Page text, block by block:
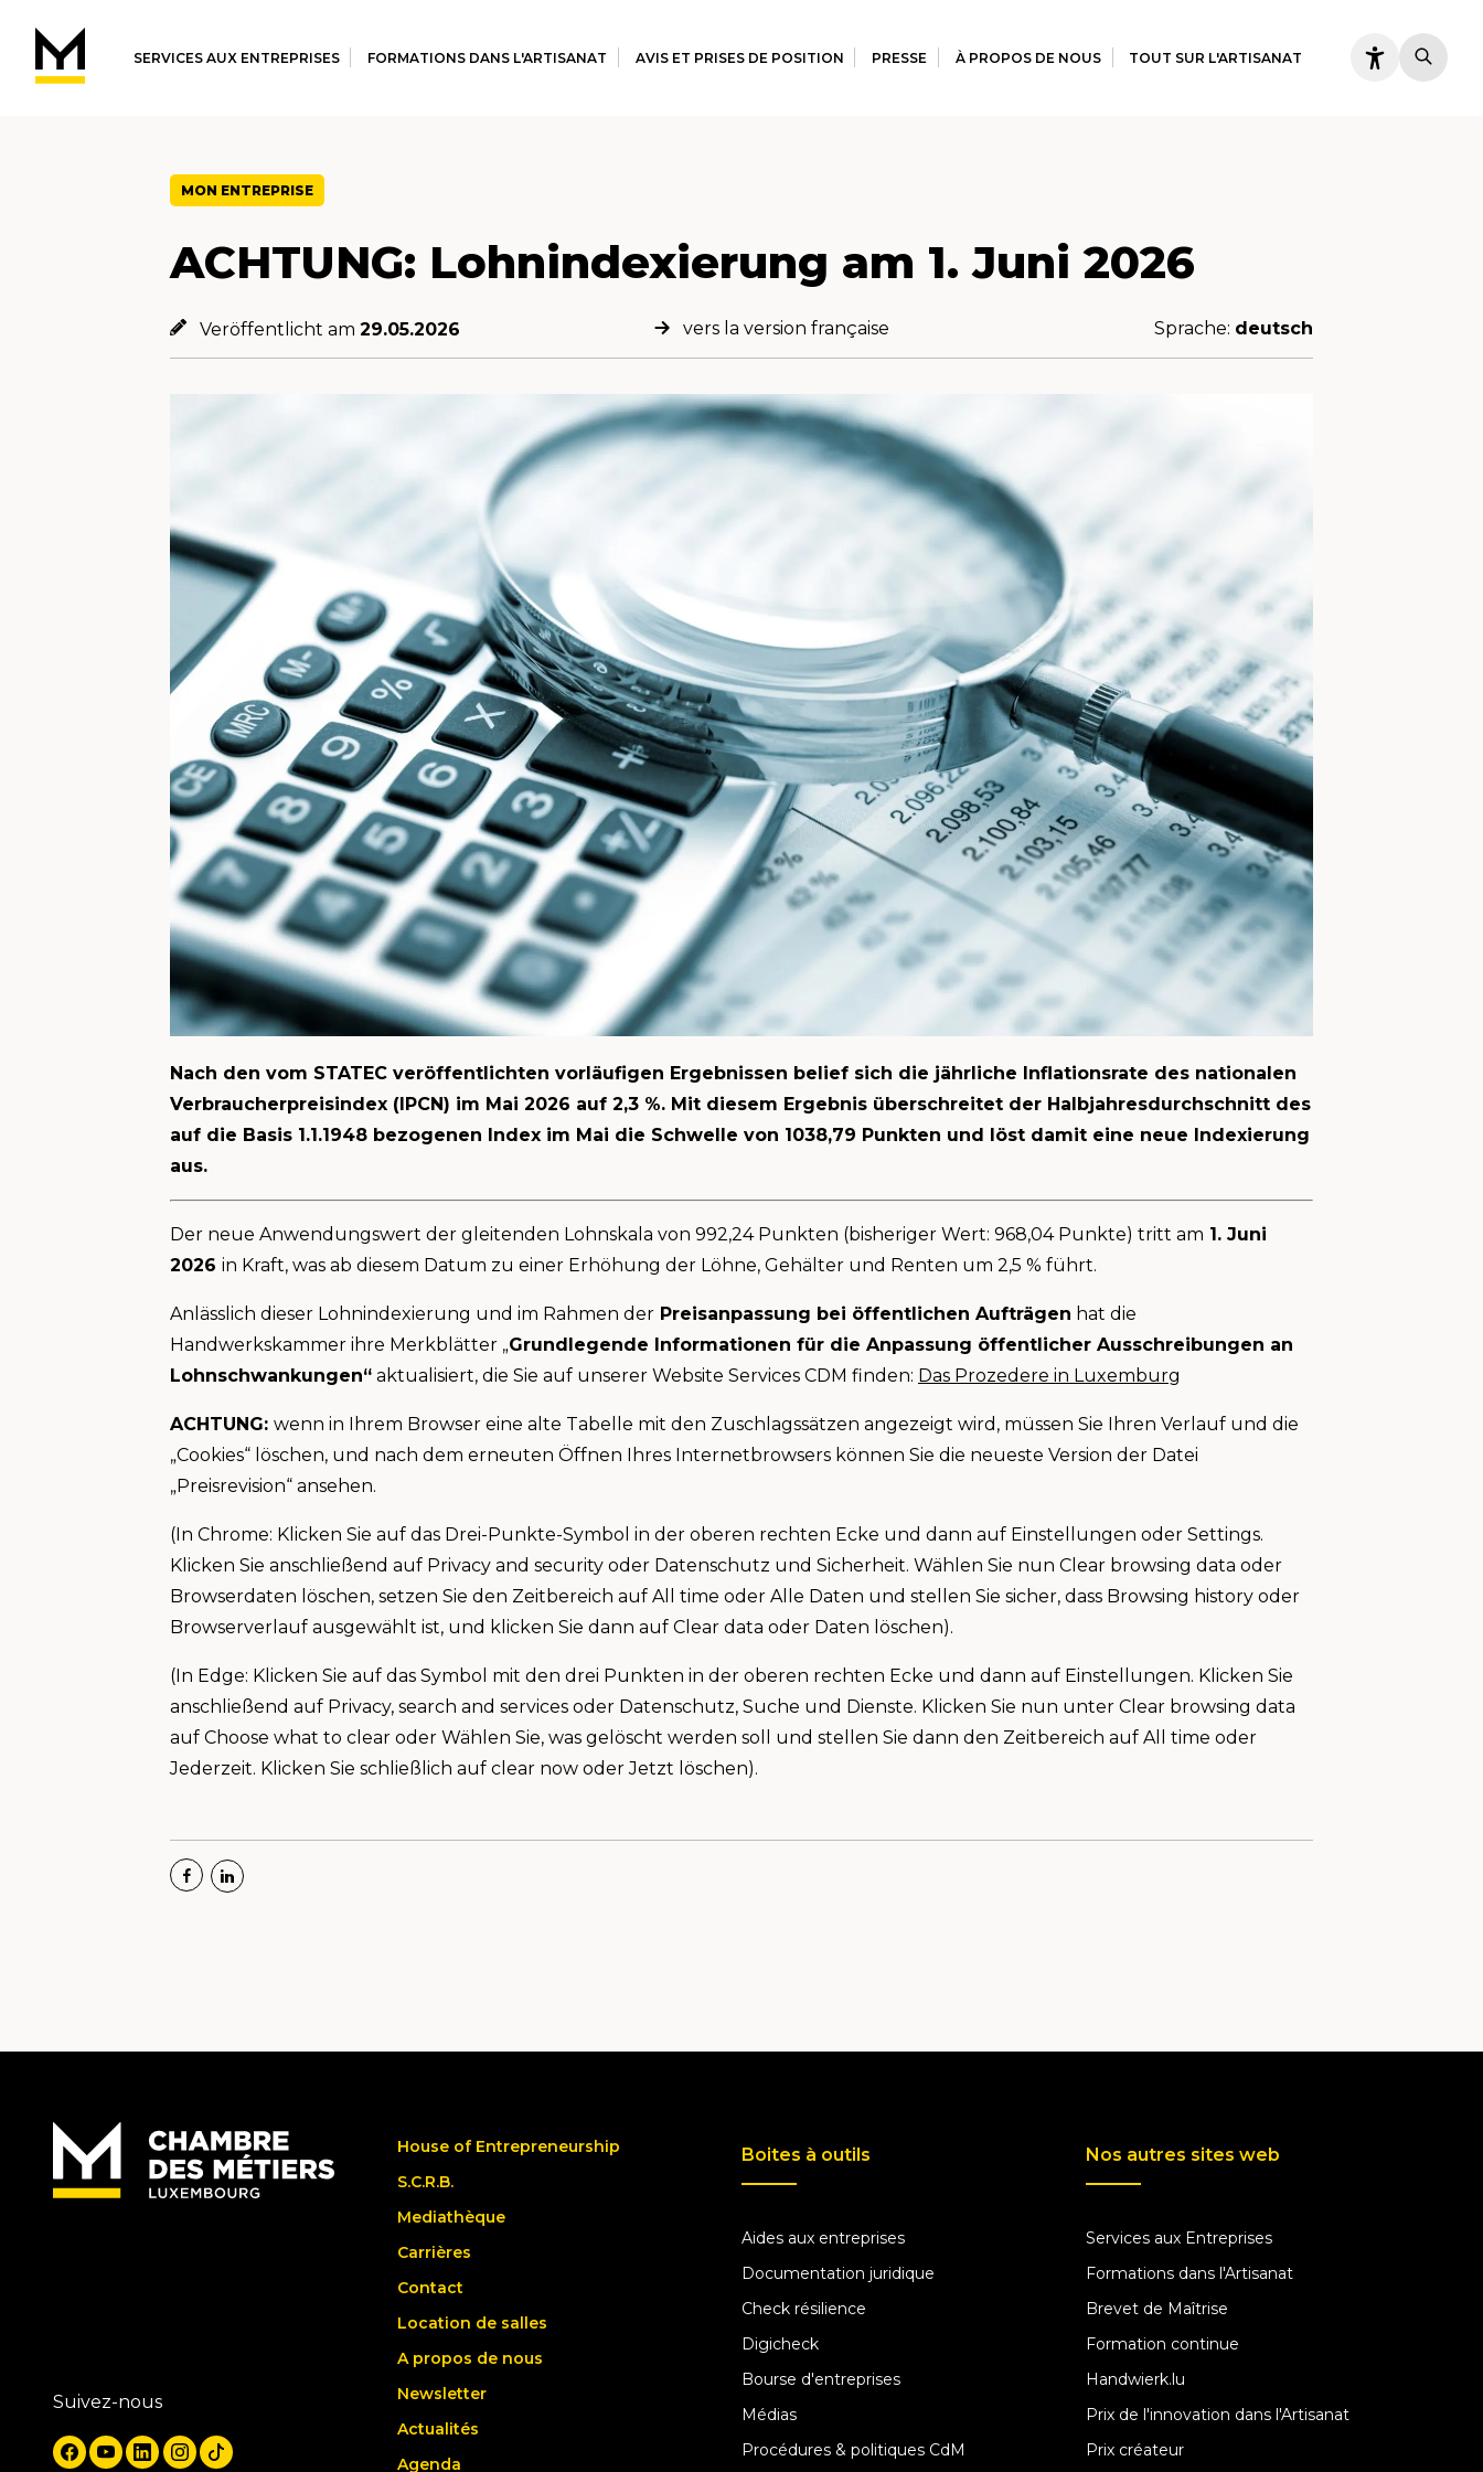
SERVICES AUX ENTREPRISES FORMATIONS DANS L'ARTISANAT AVIS ET PRISES DE POSITION PRESSE À PROPOS DE NOUS TOUT SUR L'ARTISANAT
MON ENTREPRISE
ACHTUNG: Lohnindexierung am 1. Juni 2026
Veröffentlicht am 29.05.2026 vers la version française Sprache: deutsch
Nach den vom STATEC veröffentlichten vorläufigen Ergebnissen belief sich die jährliche Inflationsrate des nationalen
Verbraucherpreisindex (IPCN) im Mai 2026 auf 2,3 %. Mit diesem Ergebnis überschreitet der Halbjahresdurchschnitt des
auf die Basis 1.1.1948 bezogenen Index im Mai die Schwelle von 1038,79 Punkten und löst damit eine neue Indexierung
aus.
Der neue Anwendungswert der gleitenden Lohnskala von 992,24 Punkten (bisheriger Wert: 968,04 Punkte) tritt am 1. Juni
2026 in Kraft, was ab diesem Datum zu einer Erhöhung der Löhne, Gehälter und Renten um 2,5 % führt.
Anlässlich dieser Lohnindexierung und im Rahmen der Preisanpassung bei öffentlichen Aufträgen hat die
Handwerkskammer ihre Merkblätter „Grundlegende Informationen für die Anpassung öffentlicher Ausschreibungen an
Lohnschwankungen“ aktualisiert, die Sie auf unserer Website Services CDM finden: Das Prozedere in Luxemburg
ACHTUNG: wenn in Ihrem Browser eine alte Tabelle mit den Zuschlagssätzen angezeigt wird, müssen Sie Ihren Verlauf und die
„Cookies“ löschen, und nach dem erneuten Öffnen Ihres Internetbrowsers können Sie die neueste Version der Datei
„Preisrevision“ ansehen.
(In Chrome: Klicken Sie auf das Drei-Punkte-Symbol in der oberen rechten Ecke und dann auf Einstellungen oder Settings.
Klicken Sie anschließend auf Privacy and security oder Datenschutz und Sicherheit. Wählen Sie nun Clear browsing data oder
Browserdaten löschen, setzen Sie den Zeitbereich auf All time oder Alle Daten und stellen Sie sicher, dass Browsing history oder
Browserverlauf ausgewählt ist, und klicken Sie dann auf Clear data oder Daten löschen).
(In Edge: Klicken Sie auf das Symbol mit den drei Punkten in der oberen rechten Ecke und dann auf Einstellungen. Klicken Sie
anschließend auf Privacy, search and services oder Datenschutz, Suche und Dienste. Klicken Sie nun unter Clear browsing data
auf Choose what to clear oder Wählen Sie, was gelöscht werden soll und stellen Sie dann den Zeitbereich auf All time oder
Jederzeit. Klicken Sie schließlich auf clear now oder Jetzt löschen).
Suivez-nous
House of Entrepreneurship
S.C.R.B.
Mediathèque
Carrières
Contact
Location de salles
A propos de nous
Newsletter
Actualités
Agenda
Boites à outils
Aides aux entreprises
Documentation juridique
Check résilience
Digicheck
Bourse d'entreprises
Médias
Procédures & politiques CdM
Nos autres sites web
Services aux Entreprises
Formations dans l'Artisanat
Brevet de Maîtrise
Formation continue
Handwierk.lu
Prix de l'innovation dans l'Artisanat
Prix créateur